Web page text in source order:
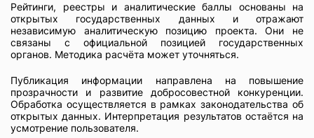
Рейтинги, реестры и аналитические баллы основаны на
открытых государственных данных и отражают
независимую аналитическую позицию проекта. Они не
связаны с официальной позицией государственных
органов. Методика расчёта может уточняться.
Публикация информации направлена на повышение
прозрачности и развитие добросовестной конкуренции.
Обработка осуществляется в рамках законодательства об
открытых данных. Интерпретация результатов остаётся на
усмотрение пользователя.